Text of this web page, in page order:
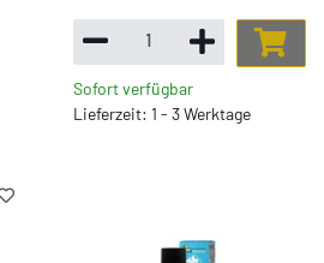
Sofort verfügbar
Lieferzeit: 1 - 3 Werktage